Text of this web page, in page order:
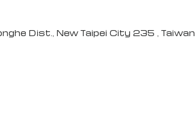
Dist., New Taipei City 235 , Taiwan